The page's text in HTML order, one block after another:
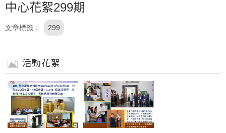
中心花絮299期
文章標籤 299
活動花絮